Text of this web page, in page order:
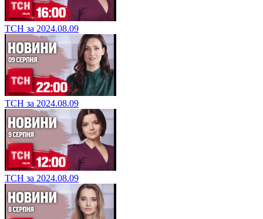
ТСН за 2024.08.09
ТСН за 2024.08.09
ТСН за 2024.08.09